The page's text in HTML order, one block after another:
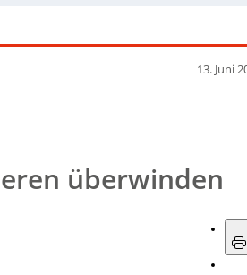
13. Juni
überwinden